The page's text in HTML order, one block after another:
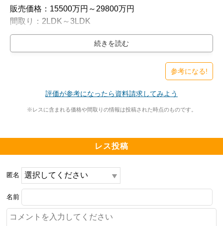
━━━━━━━━━━━━━━━━━━━
━━━━━━━━━━━━━━━━━━━
1階にスーパーマーケットや内科、薬局が入り、ジム、
ワークスペース、打ち合わせスペース、ラウンジ、宿泊
━━━━━━━━━━━━━━━━━━━
周辺環境について良い点、気になる点
━━━━━━━━━━━━━━━━━━━
飲食店や保育園が多く、小学校までも近く安心して通わ
せられる。
販売価格：15500万円～29800万円
間取り：2LDK～3LDK
専有面積：54.92㎡～78.44㎡
SW-55K　2LDK　54.92㎡
19階　16500万円　坪単価993万円
18階　16500万円　坪単価988万円
SW-55M　2LDK　55.44㎡
28階　17000万円　坪単価1013万円
NW-55H　2LDK　56.3㎡
14階　15500万円　坪単価910万円
参考になる!
評価が参考になったら資料請求してみよう
※レスに含まれる価格や間取りの情報は投稿された時点のものです。
レス投稿
匿名
名前